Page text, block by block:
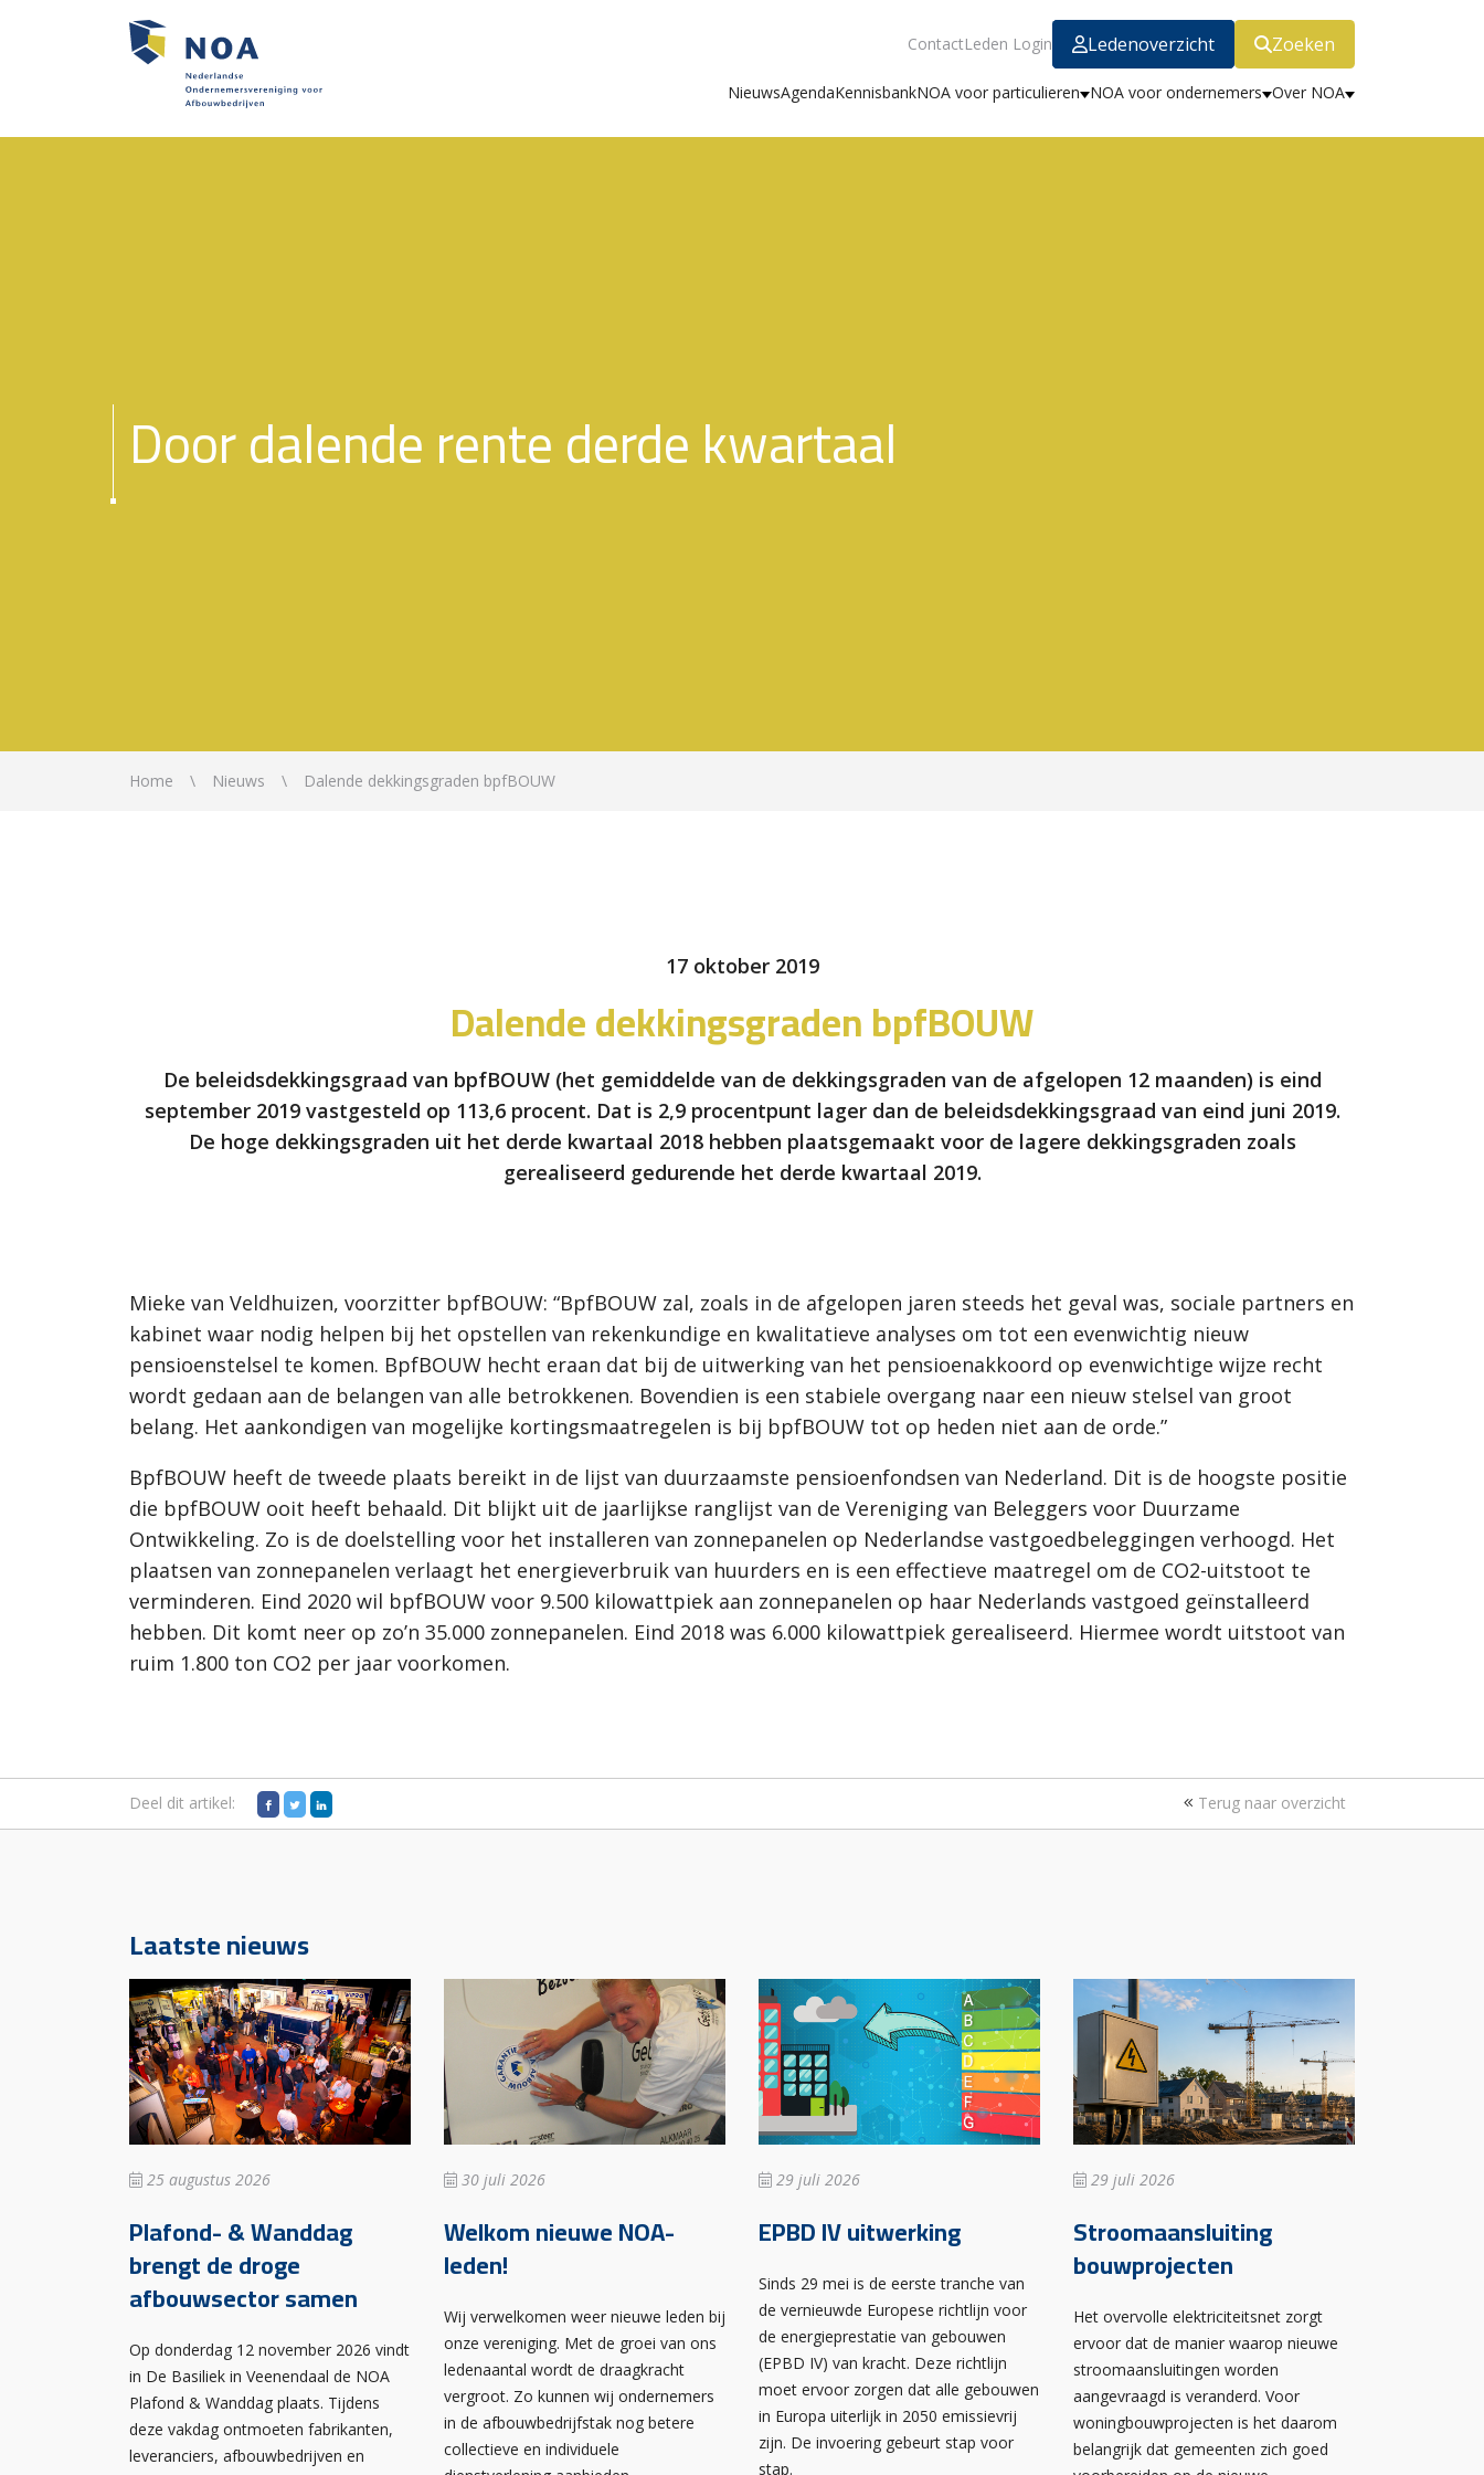
ContactLeden Login Ledenoverzicht Zoeken
NieuwsAgendaKennisbankNOA voor particulieren NOA voor ondernemers Over NOA
Door dalende rente derde kwartaal
Home Nieuws Dalende dekkingsgraden bpfBOUW
17 oktober 2019
Dalende dekkingsgraden bpfBOUW
De beleidsdekkingsgraad van bpfBOUW (het gemiddelde van de dekkingsgraden van de afgelopen 12 maanden) is eind
september 2019 vastgesteld op 113,6 procent. Dat is 2,9 procentpunt lager dan de beleidsdekkingsgraad van eind juni 2019.
De hoge dekkingsgraden uit het derde kwartaal 2018 hebben plaatsgemaakt voor de lagere dekkingsgraden zoals
gerealiseerd gedurende het derde kwartaal 2019.
Mieke van Veldhuizen, voorzitter bpfBOUW: “BpfBOUW zal, zoals in de afgelopen jaren steeds het geval was, sociale partners en
kabinet waar nodig helpen bij het opstellen van rekenkundige en kwalitatieve analyses om tot een evenwichtig nieuw
pensioenstelsel te komen. BpfBOUW hecht eraan dat bij de uitwerking van het pensioenakkoord op evenwichtige wijze recht
wordt gedaan aan de belangen van alle betrokkenen. Bovendien is een stabiele overgang naar een nieuw stelsel van groot
belang. Het aankondigen van mogelijke kortingsmaatregelen is bij bpfBOUW tot op heden niet aan de orde.”
BpfBOUW heeft de tweede plaats bereikt in de lijst van duurzaamste pensioenfondsen van Nederland. Dit is de hoogste positie
die bpfBOUW ooit heeft behaald. Dit blijkt uit de jaarlijkse ranglijst van de Vereniging van Beleggers voor Duurzame
Ontwikkeling. Zo is de doelstelling voor het installeren van zonnepanelen op Nederlandse vastgoedbeleggingen verhoogd. Het
plaatsen van zonnepanelen verlaagt het energieverbruik van huurders en is een effectieve maatregel om de CO2-uitstoot te
verminderen. Eind 2020 wil bpfBOUW voor 9.500 kilowattpiek aan zonnepanelen op haar Nederlands vastgoed geïnstalleerd
hebben. Dit komt neer op zo’n 35.000 zonnepanelen. Eind 2018 was 6.000 kilowattpiek gerealiseerd. Hiermee wordt uitstoot van
ruim 1.800 ton CO2 per jaar voorkomen.
Deel dit artikel: Terug naar overzicht
Laatste nieuws
25 augustus 2026
Plafond- & Wanddag
brengt de droge
afbouwsector samen
Op donderdag 12 november 2026 vindt
in De Basiliek in Veenendaal de NOA
Plafond & Wanddag plaats. Tijdens
deze vakdag ontmoeten fabrikanten,
leveranciers, afbouwbedrijven en
30 juli 2026
Welkom nieuwe NOA-
leden!
Wij verwelkomen weer nieuwe leden bij
onze vereniging. Met de groei van ons
ledenaantal wordt de draagkracht
vergroot. Zo kunnen wij ondernemers
in de afbouwbedrijfstak nog betere
collectieve en individuele
29 juli 2026
EPBD IV uitwerking
Sinds 29 mei is de eerste tranche van
de vernieuwde Europese richtlijn voor
de energieprestatie van gebouwen
(EPBD IV) van kracht. Deze richtlijn
moet ervoor zorgen dat alle gebouwen
in Europa uiterlijk in 2050 emissievrij
zijn. De invoering gebeurt stap voor
stap.
29 juli 2026
Stroomaansluiting
bouwprojecten
Het overvolle elektriciteitsnet zorgt
ervoor dat de manier waarop nieuwe
stroomaansluitingen worden
aangevraagd is veranderd. Voor
woningbouwprojecten is het daarom
belangrijk dat gemeenten zich goed